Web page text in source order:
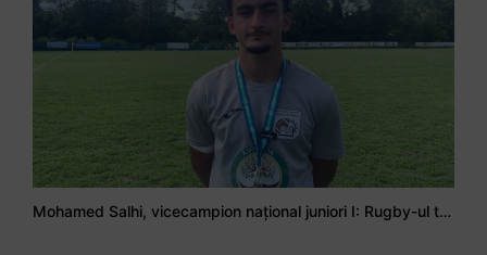
Mohamed Salhi, vicecampion național juniori I: Rugby-ul te învață să accepți și înfrângerile